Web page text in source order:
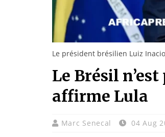
Le président brésilien Luiz
Le Brésil
affirme Lula
Marc Senecal 04 Aug